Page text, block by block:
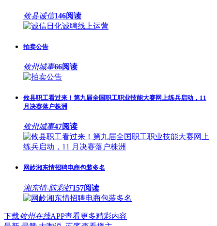
攸县诚信146阅读
拍卖公告
攸州城事66阅读
攸县职工看过来！第九届全国职工职业技能大赛网上练兵启动，11
月决赛落户株洲
攸州城事47阅读
网岭湘东情招聘电商包装多名
湘东情-陈彩虹157阅读
下载攸州在线APP查看更多精彩内容